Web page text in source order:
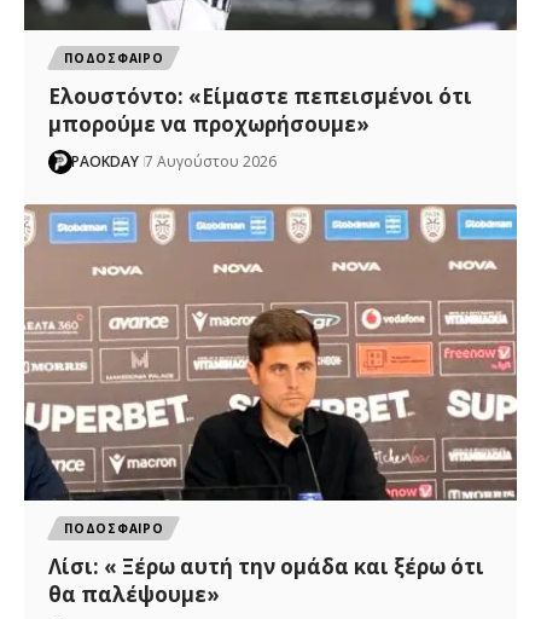
ΠΟΔΟΣΦΑΙΡΟ
Ελουστόντο: «Είμαστε πεπεισμένοι ότι
μπορούμε να προχωρήσουμε»
PAOKDAY 7 Αυγούστου 2026
ΠΟΔΟΣΦΑΙΡΟ
Λίσι: « Ξέρω αυτή την ομάδα και ξέρω ότι
θα παλέψουμε»